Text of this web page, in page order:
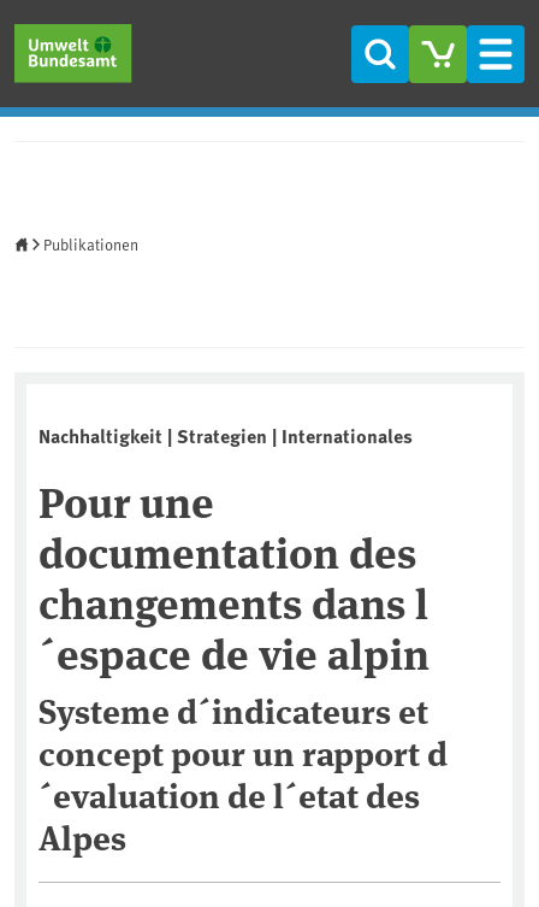
Suche
Publikationen
Nachhaltigkeit | Strategien | Internationales
Pour une
documentation des
changements dans l
´espace de vie alpin
Systeme d´indicateurs et
concept pour un rapport d
´evaluation de l´etat des
Alpes